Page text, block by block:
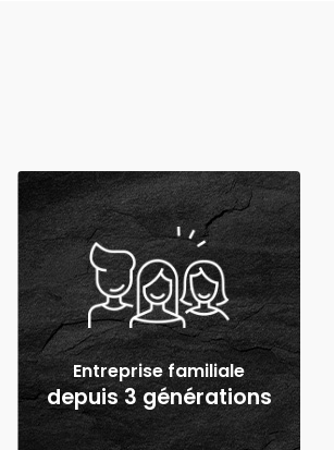
Entreprise familiale
depuis 3 générations